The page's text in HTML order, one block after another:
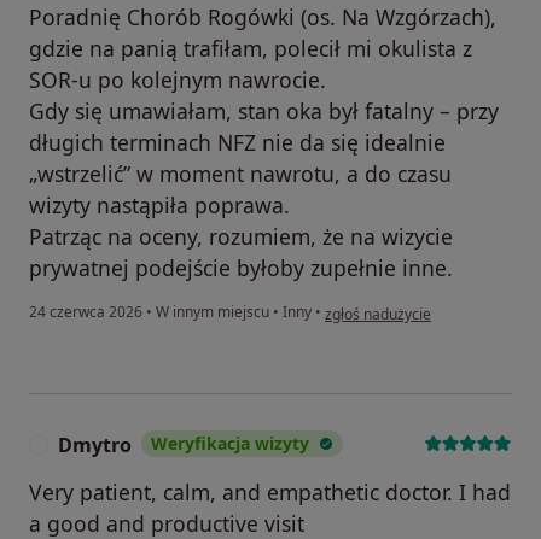
Poradnię Chorób Rogówki (os. Na Wzgórzach),
gdzie na panią trafiłam, polecił mi okulista z
SOR-u po kolejnym nawrocie.
Gdy się umawiałam, stan oka był fatalny – przy
długich terminach NFZ nie da się idealnie
„wstrzelić” w moment nawrotu, a do czasu
wizyty nastąpiła poprawa.
Patrząc na oceny, rozumiem, że na wizycie
prywatnej podejście byłoby zupełnie inne.
24 czerwca 2026 • W innym miejscu • Inny • w opinii użytkownika Pacjentka
zgłoś nadużycie
Dmytro Weryfikacja wizyty
Very patient, calm, and empathetic doctor. I had
a good and productive visit